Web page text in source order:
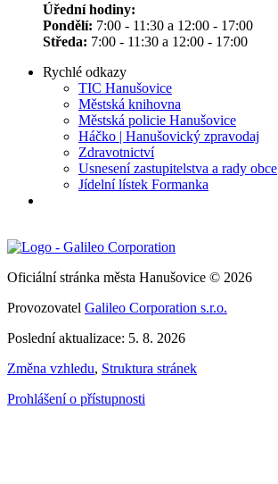
Úřední hodiny:
Pondělí: 7:00 - 11:30 a 12:00 - 17:00
Středa: 7:00 - 11:30 a 12:00 - 17:00
Rychlé odkazy
TIC Hanušovice
Městská knihovna
Městská policie Hanušovice
Háčko | Hanušovický zpravodaj
Zdravotnictví
Usnesení zastupitelstva a rady obce
Jídelní lístek Formanka
Oficiální stránka města Hanušovice © 2026
Provozovatel Galileo Corporation s.r.o.
Poslední aktualizace: 5. 8. 2026
Změna vzhledu, Struktura stránek
Prohlášení o přístupnosti